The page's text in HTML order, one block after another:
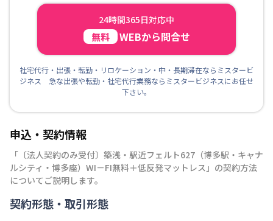
24時間365日対応中
無料 WEBから問合せ
社宅代行・出張・転勤・リロケーション・中・長期滞在ならミスタービ
ジネス 急な出張や転勤・社宅代行業務ならミスタービジネスにお任せ
下さい。
申込・契約情報
「 〔法人契約のみ受付〕築浅・駅近フェルト627（博多駅・キャナ
ルシティ・博多座）WI－FI無料＋低反発マットレス 」の契約方法
についてご説明します。
契約形態・取引形態